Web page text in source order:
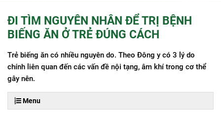
ĐI TÌM NGUYÊN NHÂN ĐỂ TRỊ BỆNH
BIẾNG ĂN Ở TRẺ ĐÚNG CÁCH
Trẻ biếng ăn có nhiều nguyên do. Theo Đông y có 3 lý do
chính liên quan đến các vấn đề nội tạng, âm khí trong cơ thể
gây nên.
Menu